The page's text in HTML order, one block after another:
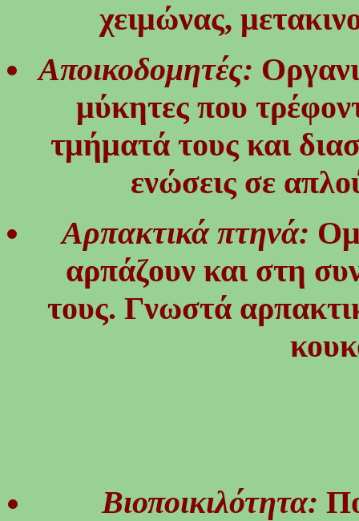
χειμώνας,
Αποικοδομητές:
μύκητες που
τμήματά τους και
ενώσεις σε
Αρπακτικά πτηνά:
αρπάζουν και στη
τους. Γνωστά
Βιοποικιλότητα: